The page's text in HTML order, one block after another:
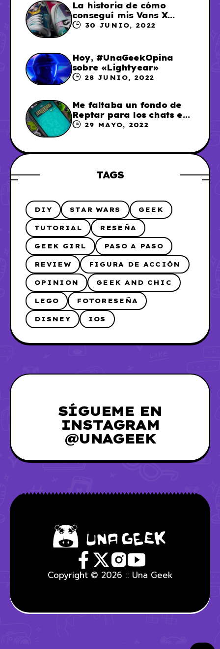
La historia de cómo
conseguí mis Vans X
Sailor Moon
30 JUNIO, 2022
Hoy, #UnaGeekOpina
sobre «Lightyear»
28 JUNIO, 2022
Me faltaba un fondo de
Reptar para los chats en
WhatsApp, así que me lo
29 MAYO, 2022
TAGS
DIY STAR WARS GEEK
TUTORIAL RESEÑA
GEEK GIRL PASO A PASO
REVIEW FIGURA DE ACCIÓN
OPINION GEEK AND CHIC
LEGO FOTORESEÑA
DISNEY IOS
SÍGUEME EN
INSTAGRAM
@UNAGEEK
Copyright © 2026 :: Una Geek